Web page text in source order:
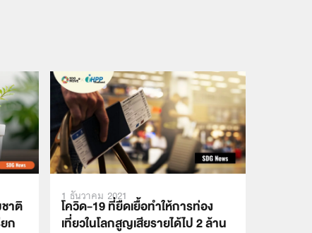
าติ
ก
1 ธันวาคม 2021
โควิด-19 ที่ยืดเยื้อทำให้การท่อง
เที่ยวในโลกสูญเสียรายได้ไป 2 ล้าน